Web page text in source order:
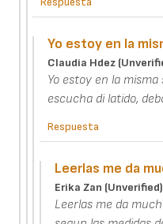
Yo estoy en la
Claudia Hdez
Yo estoy en la
escucha di latido,
Respuesta
Leerlas me da
Erika Zan (unverified)
Leerlas me da